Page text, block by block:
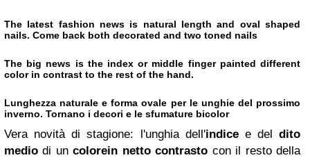
The latest fashion news is natural lengthand oval shaped
nails. Come back both decorated and two toned nails
The big news is the indexor middle finger painted different
colorin contrast to the rest of the hand.
Lunghezza naturale eforma ovale per le unghiedel prossimo
inverno. Tornano i decori e le sfumature bicolor
Vera novità di stagione: l'unghia dell'indicee del dito
medio di uncolorein netto contrasto con il resto della